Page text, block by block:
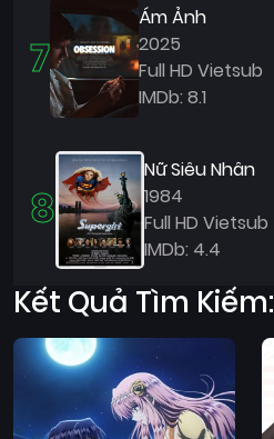
7
Ám Ảnh
2025
Full HD Vietsub
IMDb: 8.1
8
Nữ Siêu Nhân
1984
Full HD Vietsub
IMDb: 4.4
Kết Quả Tìm Kiếm: